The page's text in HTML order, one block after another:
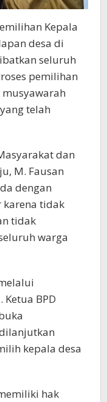
Kepala
desa di
seluruh
pemilihan
telah
dan
M. Fausan
dengan
karena tidak
tidak
warga
BPD
kepala desa
hak